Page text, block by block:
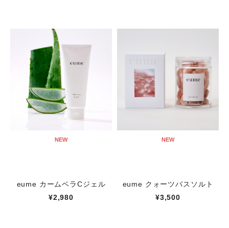
NEW
eume カームベラCジェル
¥2,980
NEW
eume クォーツバスソルト
¥3,500